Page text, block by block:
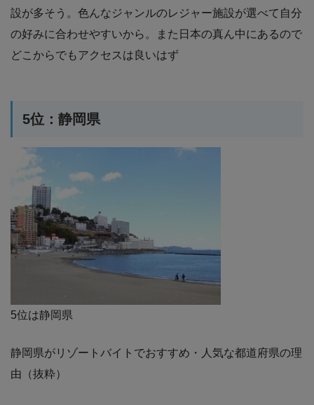
設が多そう。色んなジャンルのレジャー施設が選べて自分
の好みに合わせやすいから。また日本の真ん中にあるので
どこからでもアクセスは良いはず
5位：静岡県
5位は静岡県
静岡県がリゾートバイトでおすすめ・人気な都道府県の理
由（抜粋）